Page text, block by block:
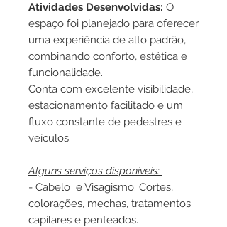
Atividades Desenvolvidas: O
espaço foi planejado para oferecer
uma experiência de alto padrão,
combinando conforto, estética e
funcionalidade.
Conta com excelente visibilidade,
estacionamento facilitado e um
fluxo constante de pedestres e
veículos.
Alguns serviços disponíveis:
- Cabelo e Visagismo: Cortes,
colorações, mechas, tratamentos
capilares e penteados.